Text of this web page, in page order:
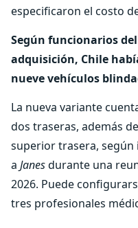
especificaron el costo
Según funcionarios
adquisición, Chile
nueve vehículos
La nueva variante
dos traseras, además
superior trasera,
a Janesdurante una
2026. Puede
tres profesionales